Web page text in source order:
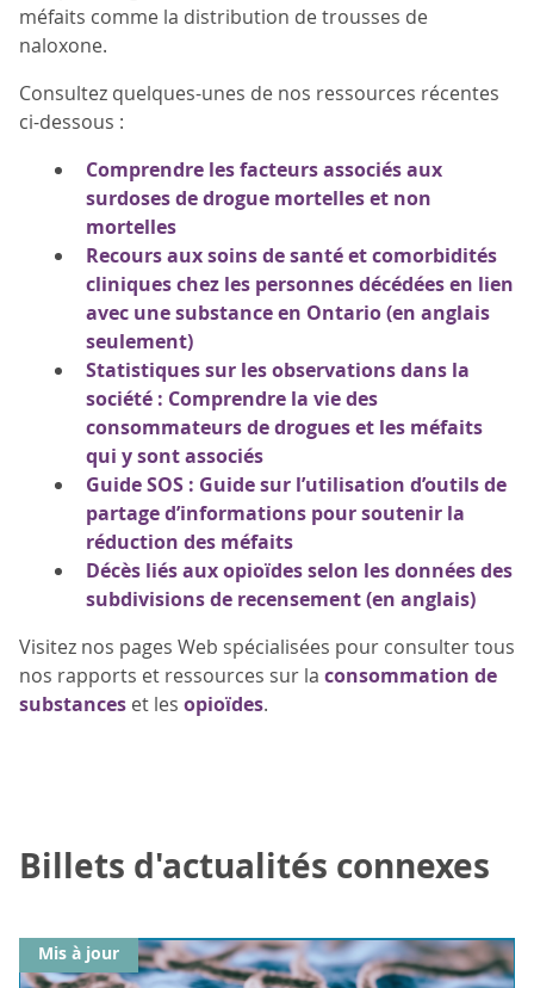
méfaits comme la distribution de trousses de
naloxone.
Consultez quelques-unes de nos ressources récentes
ci-dessous :
Comprendre les facteurs associés aux
surdoses de drogue mortelles et non
mortelles
Recours aux soins de santé et comorbidités
cliniques chez les personnes décédées en lien
avec une substance en Ontario (en anglais
seulement)
Statistiques sur les observations dans la
société : Comprendre la vie des
consommateurs de drogues et les méfaits
qui y sont associés
Guide SOS : Guide sur l’utilisation d’outils de
partage d’informations pour soutenir la
réduction des méfaits
Décès liés aux opioïdes selon les données des
subdivisions de recensement (en anglais)
Visitez nos pages Web spécialisées pour consulter tous
nos rapports et ressources sur la consommation de
substances et les opioïdes.
Billets d'actualités connexes
Mis à jour